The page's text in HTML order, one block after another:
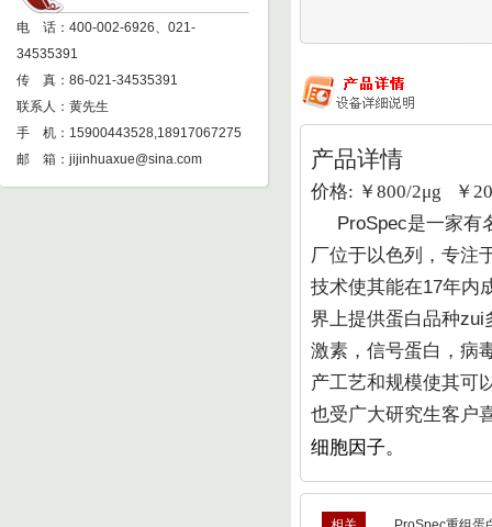
电 话：400-002-6926、021-
34535391
传 真：86-021-34535391
联系人：黄先生
手 机：15900443528,18917067275
邮 箱： jijinhuaxue@sina.com 产品详情
价格: ￥800/2μg ￥
ProSpec是一家有
厂位于以色列，专注
技术使其能在17年内
界上提供蛋白品种zui
激素，信号蛋白，病
产工艺和规模使其可
也受广大研究生客户
细胞因子。